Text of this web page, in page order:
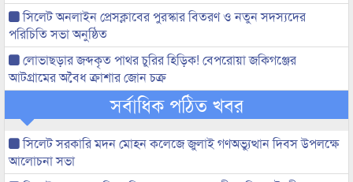
সিলেট অনলাইন প্রেসক্লাবের পুরস্কার বিতরণ ও নতুন সদস্যদের
পরিচিতি সভা অনুষ্ঠিত
লোভাছড়ার জব্দকৃত পাথর চুরির হিড়িক! বেপরোয়া জকিগঞ্জের
আটগ্রামের অবৈধ ক্রাশার জোন চক্র
সর্বাধিক পঠিত খবর
সিলেট সরকারি মদন মোহন কলেজে জুলাই গণঅভ্যুত্থান দিবস উপলক্ষে
আলোচনা সভা